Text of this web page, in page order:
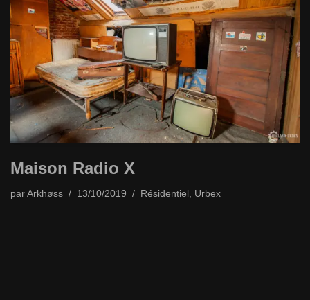
Maison Radio X
par Arkhøss 13/10/2019 Résidentiel , Urbex